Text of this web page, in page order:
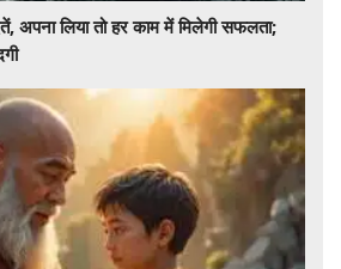
अपना लिया तो हर काम में मिलेगी सफलता;